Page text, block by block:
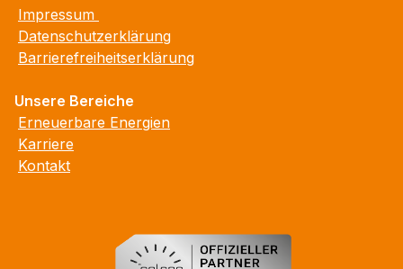
Impressum
Datenschutzerklärung
Barrierefreiheitserklärung
Unsere Bereiche
Erneuerbare Energien
Karriere
Kontakt